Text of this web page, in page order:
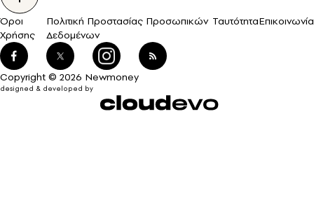
Όροι
Χρήσης
Πολιτική Προστασίας Προσωπικών
Δεδομένων
ΤαυτότηταΕπικοινωνία
Copyright © 2026 Newmoney
designed & developed by